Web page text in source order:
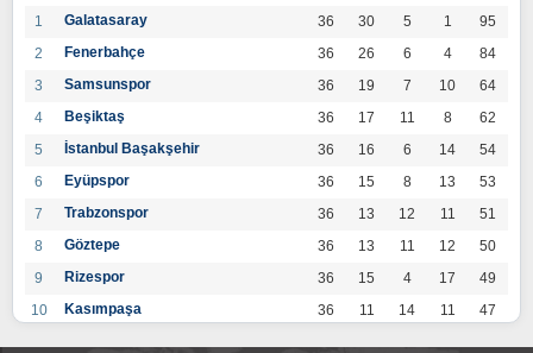
1 Galatasaray 36 30 5 1
95
2
Fenerbahçe 36 26 6 4
84
3
Samsunspor 36 19 7 10
64
4
Beşiktaş 36 17 11 8
62
5
İstanbul Başakşehir 36 16 6 14
54
6
Eyüpspor 36 15 8 13
53
7
Trabzonspor 36 13 12 11
51
8
Göztepe 36 13 11 12
50
9
Rizespor 36 15 4 17
49
10
Kasımpaşa 36 11 14 11
47